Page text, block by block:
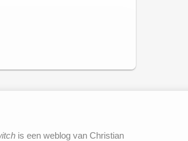
is een weblog van Christian